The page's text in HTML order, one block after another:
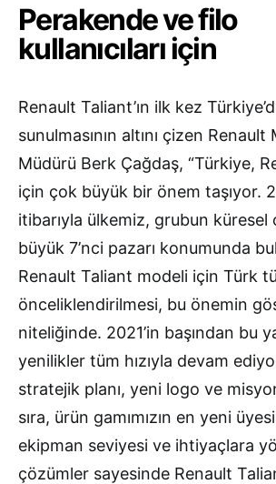
Perakende ve filo
kullanıcıları için
Renault Taliant’ın ilk kez
sunulmasının altını çizen Renault
Müdürü Berk Çağdaş, “Türkiye,
için çok büyük bir önem taşıyor.
itibarıyla ülkemiz, grubun küresel
büyük 7’nci pazarı konumunda
Renault Taliant modeli için Türk
önceliklendirilmesi, bu önemin
niteliğinde. 2021’in başından bu
yenilikler tüm hızıyla devam
stratejik planı, yeni logo ve
sıra, ürün gamımızın en yeni
ekipman seviyesi ve ihtiyaçlara
çözümler sayesinde Renault